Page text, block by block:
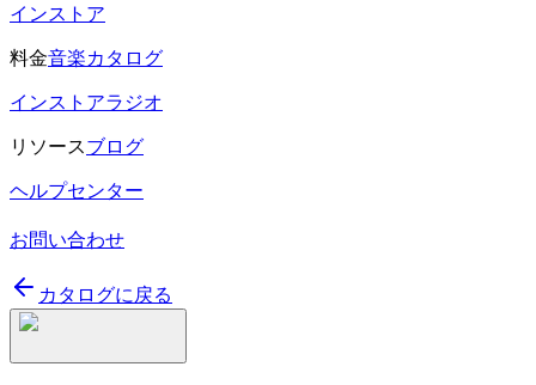
インストア
料金音楽カタログ
インストアラジオ
リソースブログ
ヘルプセンター
お問い合わせ
カタログに戻る